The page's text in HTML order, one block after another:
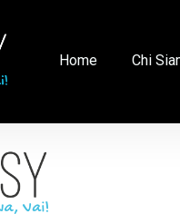
Home Chi